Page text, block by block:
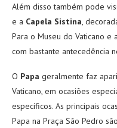
Além disso também pode
e a Capela Sistina,
Para o Museu do Vaticano e
com bastante antecedência
O Papa geralmente faz
Vaticano, em ocasiões
específicos. As principais
Papa na Praça São Pedro